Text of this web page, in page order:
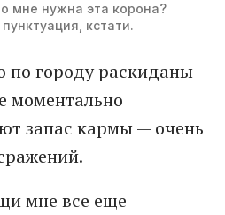
мне нужна эта корона?
кстати.
по городу раскиданы
моментально
запас кармы — очень
мне все еще